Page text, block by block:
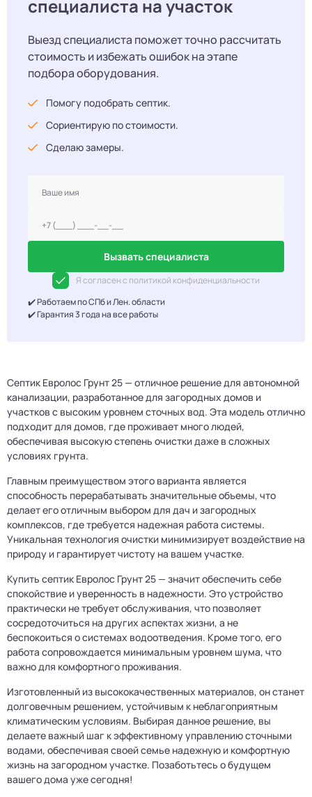
специалиста на участок
Выезд специалиста поможет точно рассчитать
стоимость и избежать ошибок на этапе
подбора оборудования.
Помогу подобрать септик.
Сориентирую по стоимости.
Сделаю замеры.
Вызвать специалиста
Я согласен с политикой конфиденциальности
✔️ Работаем по СПб и Лен. области
✔️ Гарантия 3 года на все работы
Септик Евролос Грунт 25 — отличное решение для автономной
канализации, разработанное для загородных домов и
участков с высоким уровнем сточных вод. Эта модель отлично
подходит для домов, где проживает много людей,
обеспечивая высокую степень очистки даже в сложных
условиях грунта.
Главным преимуществом этого варианта является
способность перерабатывать значительные объемы, что
делает его отличным выбором для дач и загородных
комплексов, где требуется надежная работа системы.
Уникальная технология очистки минимизирует воздействие на
природу и гарантирует чистоту на вашем участке.
Купить септик Евролос Грунт 25 — значит обеспечить себе
спокойствие и уверенность в надежности. Это устройство
практически не требует обслуживания, что позволяет
сосредоточиться на других аспектах жизни, а не
беспокоиться о системах водоотведения. Кроме того, его
работа сопровождается минимальным уровнем шума, что
важно для комфортного проживания.
Изготовленный из высококачественных материалов, он станет
долговечным решением, устойчивым к неблагоприятным
климатическим условиям. Выбирая данное решение, вы
делаете важный шаг к эффективному управлению сточными
водами, обеспечивая своей семье надежную и комфортную
жизнь на загородном участке. Позаботьтесь о будущем
вашего дома уже сегодня!